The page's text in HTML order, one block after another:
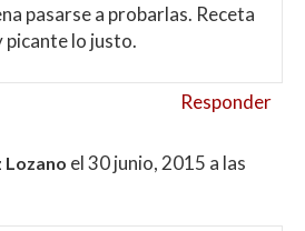
pasarse a probarlas. Receta
picante lo justo.
Responder
Lozano el 30 junio, 2015 a las